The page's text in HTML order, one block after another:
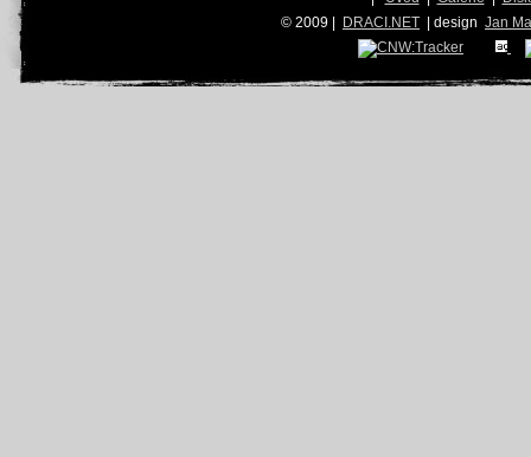
© 2009 | DRACI.NET | design Jan